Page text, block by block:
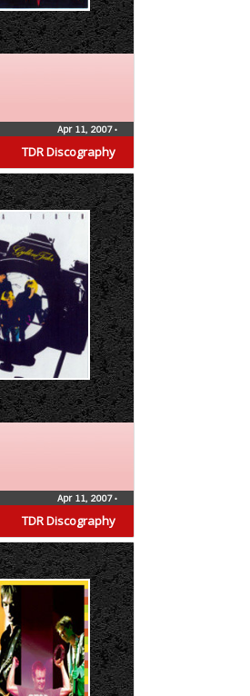
TDR Discography
Apr 11, 2007•
TDR Discography
Apr 11, 2007•